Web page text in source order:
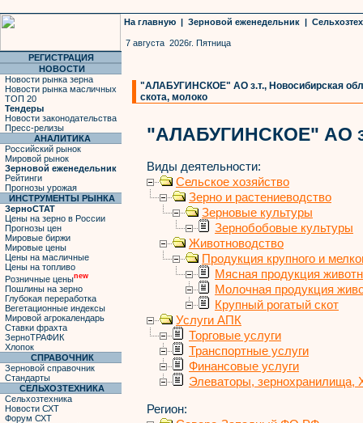
На главную | Зерновой еженедельник |
7 августа 2026г. Пятница
РЕГИСТРАЦИЯ
НОВОСТИ
Новости рынка зерна
Новости рынка масличных
ТОП 20
Тендеры
Новости законодательства
Пресс-релизы
АНАЛИТИКА
Российский рынок
Мировой рынок
Зерновой еженедельник
Рейтинги
Прогнозы урожая
ИНСТРУМЕНТЫ РЫНКА
ЗерноСТАТ
Цены на зерно в России
Прогнозы цен
Мировые биржи
Мировые цены
Цены на масличные
Цены на топливо
Розничные ценыnew
Пошлины на зерно
Глубокая переработка
Вегетационные индексы
Мировой агрокалендарь
Ставки фрахта
ЗерноТРАФИК
Хлопок
СПРАВОЧНИК
Зерновой справочник
Стандарты
СЕЛЬХОЗТЕХНИКА
Сельхозтехника
Новости СХТ
Форум СХТ
"АЛАБУГИНСКОЕ" АО з.т., Новосибирская
скота, молоко
"АЛАБУГИНСКОЕ" АО
Виды деятельности:
Сельское хозяйство
Зерно и растениеводство
Зерновые культуры
Зернобобовые культуры
Животноводство
Продукция крупного и
Мясная продукция
Молочная продукция
Крупный рогатый скот
Услуги АПК
Торговые услуги
Транспортные услуги
Финансовые услуги
Элеваторы, зернохранилища,
Регион: